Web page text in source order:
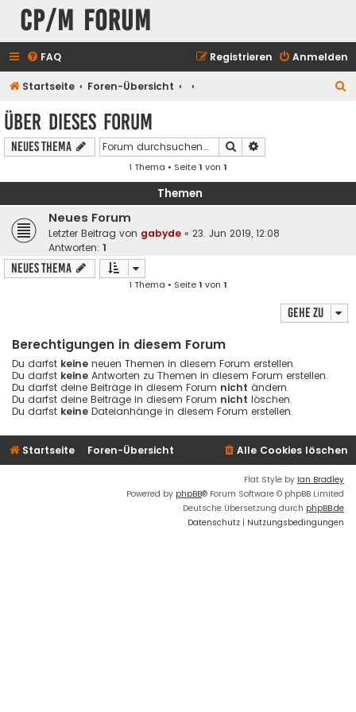
CP/M Forum
FAQ Anmelden
Registrieren
Startseite Foren-Übersicht
Über dieses Forum
Neues Thema Suche
1 Thema • Seite1 von 1
Themen
Neues Forum
Letzter Beitrag von gabyde « 23. Jun 2019, 12:08
Antworten: 1
Neues Thema
1 Thema • Seite1 von 1
Gehe zu
Berechtigungen in diesem Forum
Du darfst keine neuen Themen in diesem Forum erstellen.
Du darfst keine Antworten zu Themen in diesem Forum erstellen.
Du darfst deine Beiträge in diesem Forum nicht ändern.
Du darfst deine Beiträge in diesem Forum nicht löschen.
Du darfst keine Dateianhänge in diesem Forum erstellen.
Startseite Foren-Übersicht Alle Cookies löschen
Flat Style by Ian Bradley
Powered by phpBB® Forum Software © phpBB Limited
Deutsche Übersetzung durch phpBB.de
Datenschutz | Nutzungsbedingungen